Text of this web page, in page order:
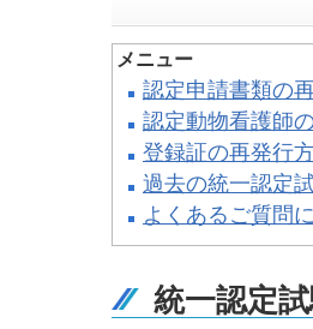
メニュー
認定申請書類の
認定動物看護師
登録証の再発行
過去の統一認定
よくあるご質問
統一認定